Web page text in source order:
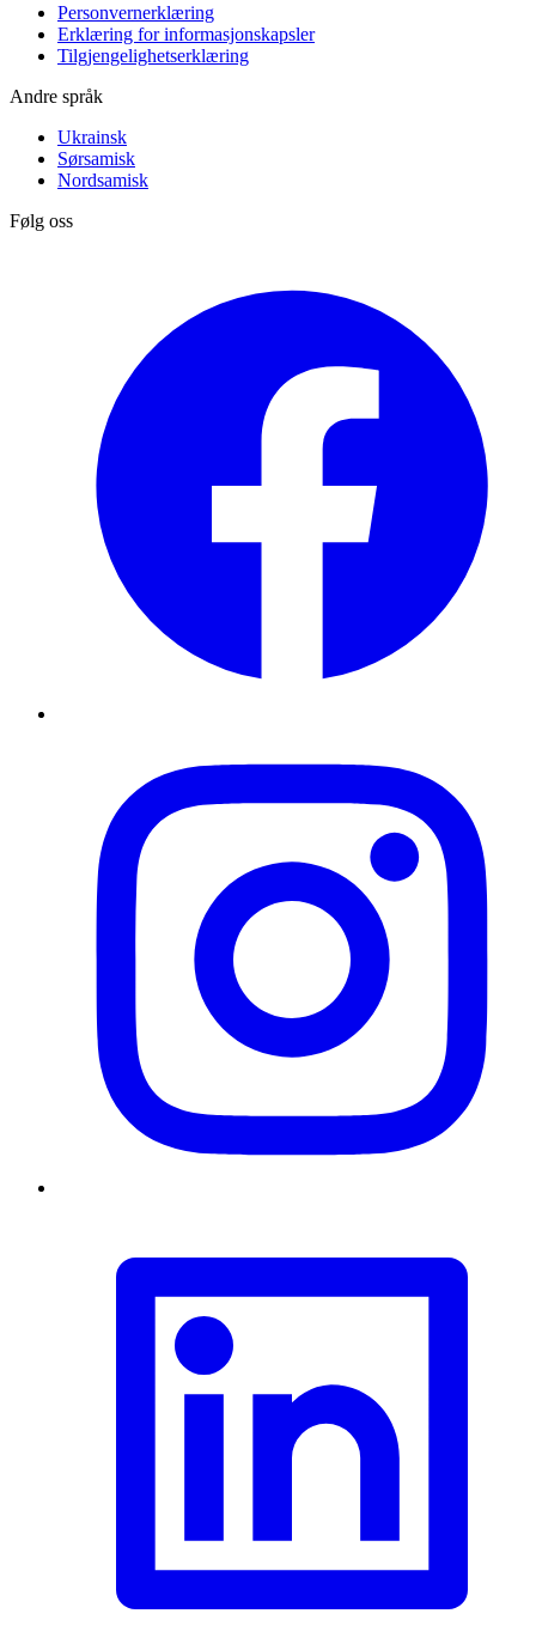
Personvernerklæring
Erklæring for informasjonskapsler
Tilgjengelighetserklæring
Andre språk
Ukrainsk
Sørsamisk
Nordsamisk
Følg oss